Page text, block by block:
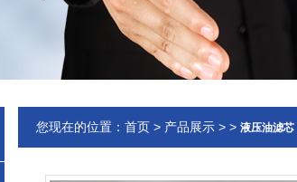
您现在的位置： 首页 > 产品展示 > > 液压油滤芯